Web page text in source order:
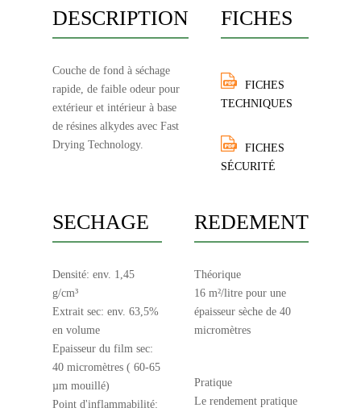
DESCRIPTION
Couche de fond à séchage
rapide, de faible odeur pour
extérieur et intérieur à base
de résines alkydes avec Fast
Drying Technology.
FICHES
FICHES
TECHNIQUES
FICHES
SÉCURITÉ
SECHAGE
Densité: env. 1,45
g/cm³
Extrait sec: env. 63,5%
en volume
Epaisseur du film sec:
40 micromètres ( 60-65
µm mouillé)
Point d'inflammabilité:
REDEMENT
Théorique
16 m²/litre pour une
épaisseur sèche de 40
micromètres
Pratique
Le rendement pratique